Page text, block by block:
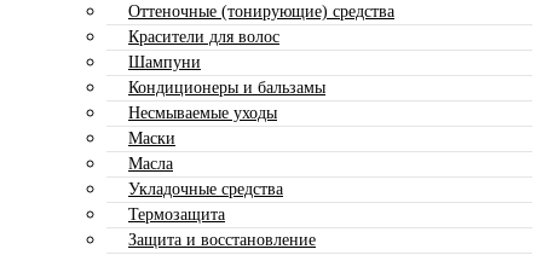
Оттеночные (тонирующие) средства
Красители для волос
Шампуни
Кондиционеры и бальзамы
Несмываемые уходы
Маски
Масла
Укладочные средства
Термозащита
Защита и восстановление